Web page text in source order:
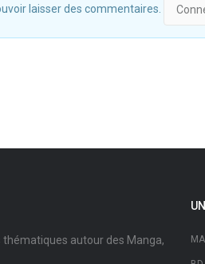
laisser des commentaires.
autour des Manga,